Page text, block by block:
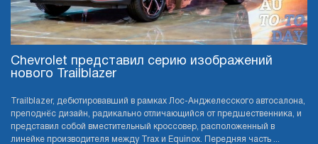
Chevrolet представил серию изображений
нового Trailblazer
Trailblazer, дебютировавший в рамках Лос-Анджелесского автосалона,
преподнёс дизайн, радикально отличающийся от предшественника, и
представил собой вместительный кроссовер, расположенный в
линейке производителя между Trax и Equinox. Передняя часть ...